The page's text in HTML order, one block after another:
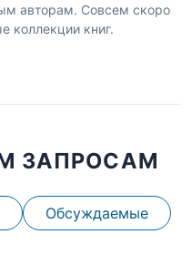
авторам. Совсем скоро
коллекции книг.
ЗАПРОСАМ
Обсуждаемые